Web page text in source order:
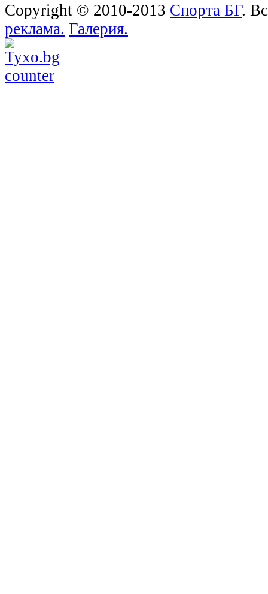
Copyright © 2010-2013 Спорта БГ.
реклама. Галерия.